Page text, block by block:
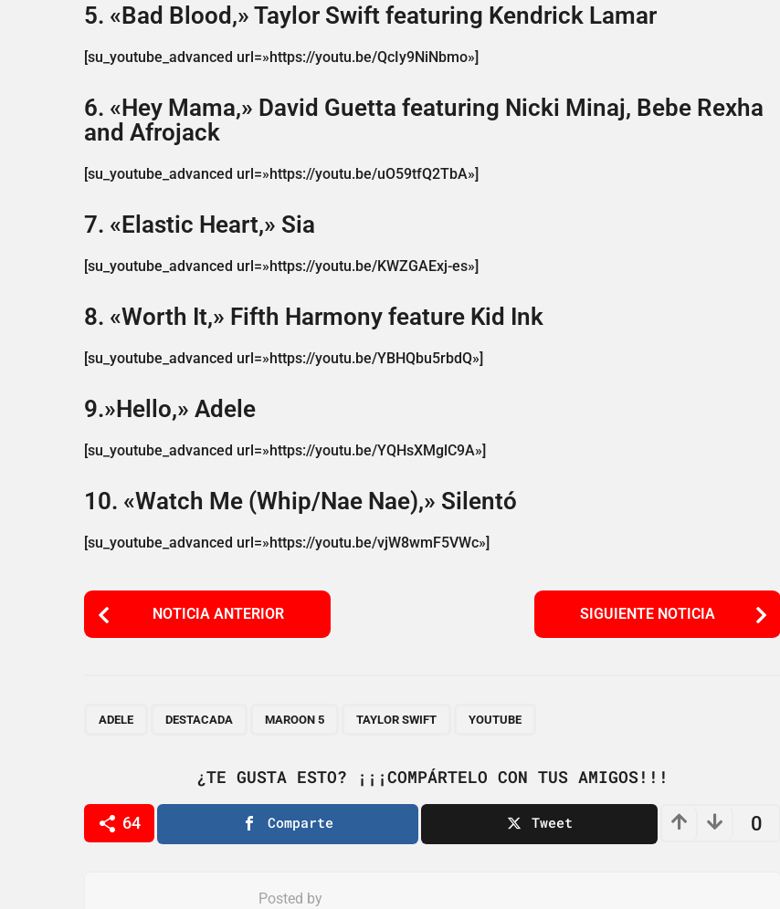
5. «Bad Blood,» Taylor Swift featuring Kendrick Lamar
[su_youtube_advanced url=»https://youtu.be/QcIy9NiNbmo»]
6. «Hey Mama,» David Guetta featuring Nicki Minaj, Bebe Rexha
and Afrojack
[su_youtube_advanced url=»https://youtu.be/uO59tfQ2TbA»]
7. «Elastic Heart,» Sia
[su_youtube_advanced url=»https://youtu.be/KWZGAExj-es»]
8. «Worth It,» Fifth Harmony feature Kid Ink
[su_youtube_advanced url=»https://youtu.be/YBHQbu5rbdQ»]
9.»Hello,» Adele
[su_youtube_advanced url=»https://youtu.be/YQHsXMglC9A»]
10. «Watch Me (Whip/Nae Nae),» Silentó
[su_youtube_advanced url=»https://youtu.be/vjW8wmF5VWc»]
P
o
P
i
n
NOTICIA ANTERIOR SIGUIENTE NOTICIA
ADELE DESTACADA MAROON 5 TAYLOR SWIFT YOUTUBE
¿TE GUSTA ESTO? ¡¡¡COMPÁRTELO CON TUS AMIGOS!!!
64 0
Comparte Tweet
Posted by